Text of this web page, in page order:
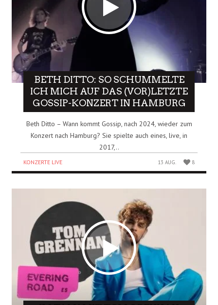
BETH DITTO: SO SCHUMMELTE
ICH MICH AUF DAS (VOR)LETZTE
GOSSIP-KONZERT IN HAMBURG
Beth Ditto – Wann kommt Gossip, nach 2024, wieder zum
Konzert nach Hamburg? Sie spielte auch eines, live, in
2017,..
KONZERTE LIVE 13 AUG. 8